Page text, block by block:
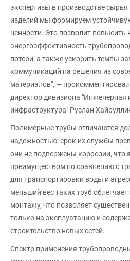
экспертизы в производстве
изделий мы формируем
ценности. Это позволит повысить
энергоэффективность
потери, а также ускорить темпы
коммуникаций на решения из
материалов", —
директор дивизиона "Инженерная
инфраструктура" Руслан
Полимерные трубы отличаются
надежностью: срок их службы
они не подвержены коррозии, что
преимуществом по сравнению с
для транспортировки воды и
меньший вес таких труб
монтажу, что позволяет
только на эксплуатацию и
строительство новых сетей.
Спектр применения